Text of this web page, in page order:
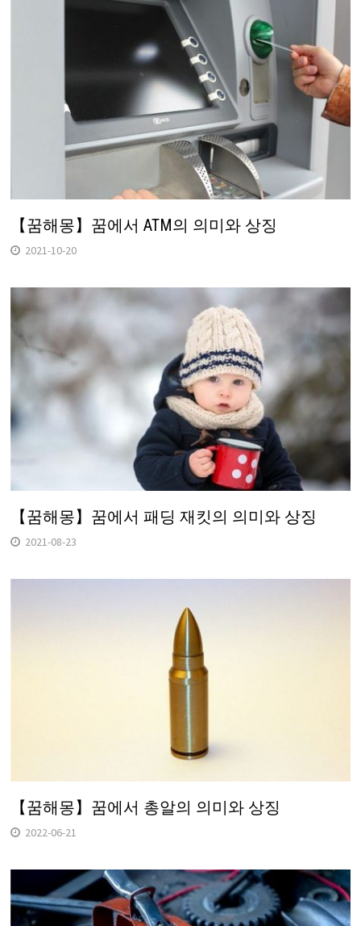
【꿈해몽】꿈에서 ATM의 의미와 상징
2021-10-20
【꿈해몽】꿈에서 패딩 재킷의 의미와 상징
2021-08-23
【꿈해몽】꿈에서 총알의 의미와 상징
2022-06-21